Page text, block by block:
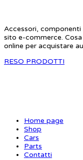
Accessori,
sito e-commerce.
online per acquistare
RESO PRODOTTI
Home page
Shop
Cars
Parts
Contatti